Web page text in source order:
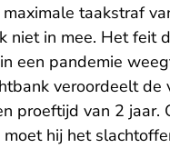
taakstraf
niet in mee. Het feit
een pandemie
veroordeelt de
proeftijd van 2 jaar.
hij het